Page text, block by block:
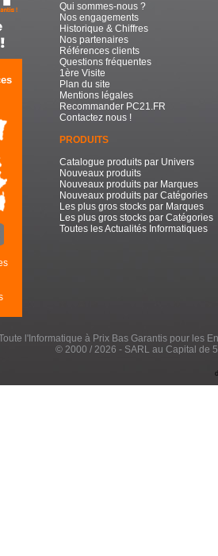
Qui sommes-nous ?
Nos engagements
Historique & Chiffres
Nos partenaires
Références clients
Questions fréquentes
1ère Visite
Plan du site
Mentions légales
Recommander PC21.FR
Contactez nous !
PRODUITS
Catalogue produits par Univers
Nouveaux produits
Nouveaux produits par Marques
Nouveaux produits par Catégories
Les plus gros stocks par Marques
Les plus gros stocks par Catégories
Toutes les Actualités Informatiques
l'Informatique à Prix Bas Garantis pour les
© 2000 / 2026 - SARL au Capital de